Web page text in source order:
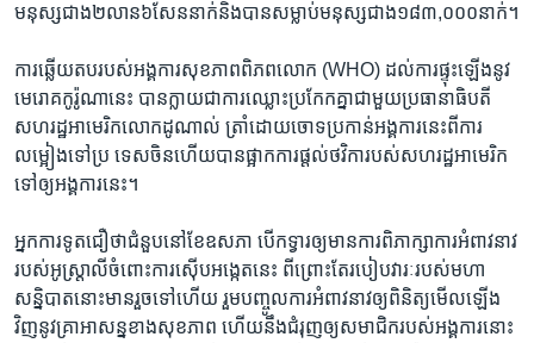
មនុស្ស​ជាង២លាន​៦សែននាក់​និងបាន​សម្លាប់​មនុស្ស​ជាង១​៨៣,០០០នាក់។
ការឆ្លើយ​តបរបស់​អង្គការ​សុខភាព​ពិភពលោក (WHO) ដល់​ការផ្ទុះ​ឡើង​នូវ
មេរោគ​កូរ៉ូណា​នេះ បាន​ក្លាយ​ជាការ​ឈ្លោះ​ប្រកែកគ្នា​ជាមួយ​ប្រធានាធិបតី​
សហរដ្ឋ​អាមេរិក​លោក​ដូណាល់ ត្រាំ​ដោយ​ចោទ​ប្រកាន់អ​ង្គការនេះ​ពីការ
លម្អៀង​ទៅប្រ ទេស​ចិនហើយ​បាន​ផ្អាកការ​ផ្តល់ថវិកា​របស់​សហរដ្ឋអាមេរិក​
ទៅ​ឲ្យអង្គការ​នេះ។
អ្នក​ការទូត​ជឿថា​ជំនួប​នៅខែ​ឧសភា បើកទ្វារ​ឲ្យមាន​ការពិភាក្សា​ការ​អំពាវនាវ​
របស់​អូស្រ្តាលី​ចំពោះ​ការស៊ើប​អង្កេត​នេះ ពីព្រោះ​តែ​របៀបវារៈ​របស់​មហា​
សន្និបាត​នោះ​មាន​រួចទៅ​ហើយ រួមបញ្ចូល​ការអំពាវនាវ​ឲ្យពិនិត្យ​មើល​ឡើង
វិញ​នូវគ្រា​អាសន្ន​ខាង​សុខភាព ហើយ​នឹងជំរុញ​ឲ្យសមាជិក​របស់​អង្គការ​នោះ​